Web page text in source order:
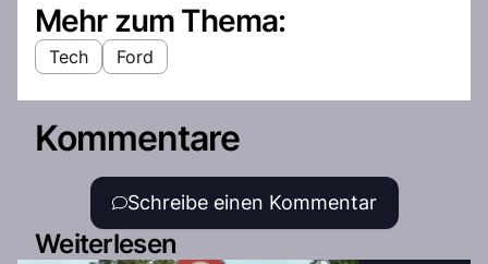
Mehr zum Thema:
Tech Ford
Kommentare
Schreibe einen Kommentar
Weiterlesen